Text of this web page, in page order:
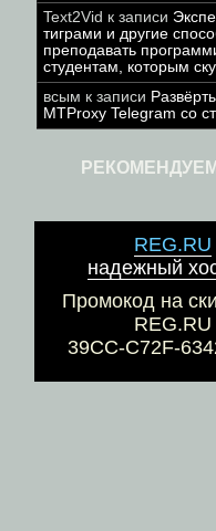
Text2Vid к записи
тиграми и другие
преподавать
студентам, которым
всым к записи
MTProxy Telegram со
РЕКОМЕНДУЕМ
REG.RU
надежный
Промокод на
REG.RU
39CC-C72F-